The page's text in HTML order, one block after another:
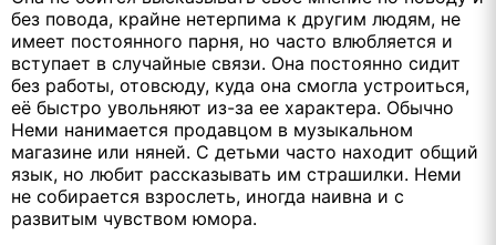
без повода, крайне нетерпима к другим людям, не
имеет постоянного парня, но часто влюбляется и
вступает в случайные связи. Она постоянно сидит
без работы, отовсюду, куда она смогла устроиться,
её быстро увольняют из-за ее характера. Обычно
Неми нанимается продавцом в музыкальном
магазине или няней. С детьми часто находит общий
язык, но любит рассказывать им страшилки. Неми
не собирается взрослеть, иногда наивна и с
развитым чувством юмора.